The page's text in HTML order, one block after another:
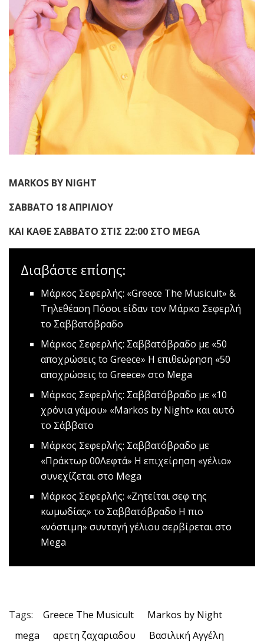
MARKOS BY NIGHT
ΣΑΒΒΑΤΟ 18 ΑΠΡΙΛΙΟΥ
ΚΑΙ ΚΑΘΕ ΣΑΒΒΑΤΟ ΣΤΙΣ 22:00 ΣΤΟ MEGA
Διαβάστε επίσης:
Μάρκος Σεφερλής: «Greece The Musicult» &
Τηλεθέαση Πόσοι είδαν τον Μάρκο Σεφερλή
το Σαββατόβραδο
Μάρκος Σεφερλής: Σαββατόβραδο με «50
αποχρώσεις to Greece» Η επιθεώρηση «50
αποχρώσεις to Greece» στο Μega
Mάρκος Σεφερλής: Σαββατόβραδο με «10
χρόνια γάμου» «Markos by Night» και αυτό
το Σάββατο
Μάρκος Σεφερλής: Σαββατόβραδο με
«Πράκτωρ 00Λεφτά» H επιχείρηση «γέλιο»
συνεχίζεται στο Mega
Μάρκος Σεφερλής: «Ζητείται σεφ της
κωμωδίας» το Σαββατόβραδο Η πιο
«νόστιμη» συνταγή γέλιου σερβίρεται στο
Mega
Tags: Greece The Musicult
Markos by Night
mega
αρετη ζαχαριαδου
Βασιλική Αγγέλη